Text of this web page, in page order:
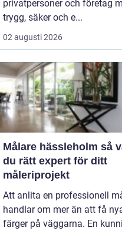
privatpersoner och företag
trygg, säker och e...
02 augusti 2026
Målare hässleholm så väljer
du rätt expert för ditt
måleriprojekt
Att anlita en professionell
handlar om mer än att få
färger på väggarna. En